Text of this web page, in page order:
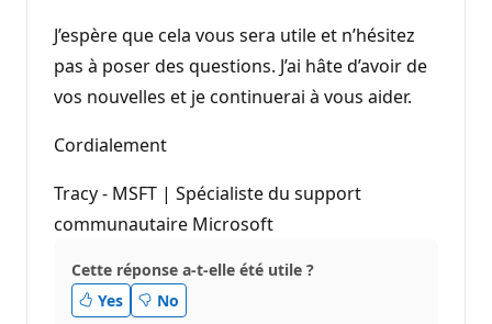
J’espère que cela vous sera utile et n’hésitez
pas à poser des questions. J’ai hâte d’avoir de
vos nouvelles et je continuerai à vous aider.
Cordialement
Tracy - MSFT | Spécialiste du support
communautaire Microsoft
Cette réponse a-t-elle été utile ?
Yes
No